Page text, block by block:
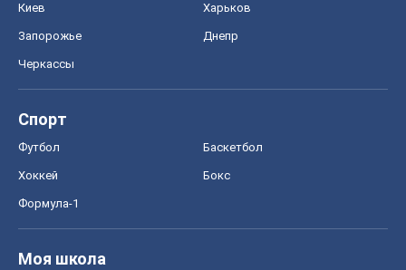
Киев Харьков
Запорожье Днепр
Черкассы
Спорт
Футбол Баскетбол
Хоккей Бокс
Формула-1
Моя школа